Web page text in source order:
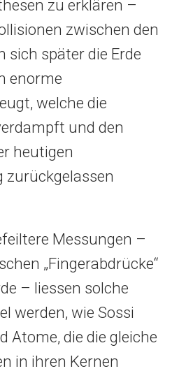
zu erklären –
zwischen den
sich später die Erde
enorme
welche die
und den
heutigen
Messungen –
„Fingerabdrücke“
– liessen solche
werden, wie Sossi
Atome, die die gleiche
in ihren Kernen